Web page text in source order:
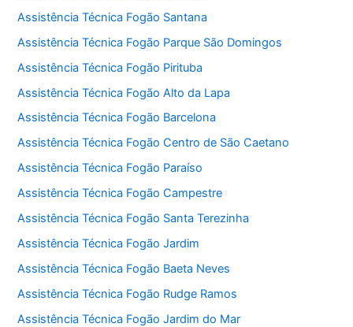
Assistência Técnica Fogão Santana
Assistência Técnica Fogão Parque São Domingos
Assistência Técnica Fogão Pirituba
Assistência Técnica Fogão Alto da Lapa
Assistência Técnica Fogão Barcelona
Assistência Técnica Fogão Centro de São Caetano
Assistência Técnica Fogão Paraíso
Assistência Técnica Fogão Campestre
Assistência Técnica Fogão Santa Terezinha
Assistência Técnica Fogão Jardim
Assistência Técnica Fogão Baeta Neves
Assistência Técnica Fogão Rudge Ramos
Assistência Técnica Fogão Jardim do Mar